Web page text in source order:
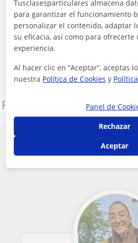
Al hacer clic, aceptas nuestroaviso legaly
Contactar
Denunciar este perfil
Otros profesores de
de Mar que pueden
Tusclasesparticulares almacena
para garantizar el funcionamiento
personalizar el contenido, adaptar
su eficacia, así como para ofrecerte
experiencia.
Al hacer clic en “Aceptar”, aceptas
nuestra Política de Cookies y
Panel de
Rechazar
Aceptar